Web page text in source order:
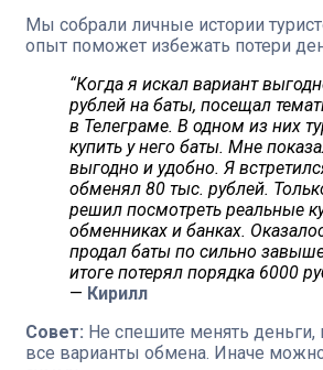
Мы собрали личные истории
опыт поможет избежать потери
“Когда я искал вариант
рублей на баты, посещал
в Телеграме. В одном из них
купить у него баты. Мне
выгодно и удобно. Я
обменял 80 тыс. рублей.
решил посмотреть реальные
обменниках и банках.
продал баты по сильно
итоге потерял порядка 6000
— Кирилл
Совет: Не спешите менять деньги,
все варианты обмена. Иначе